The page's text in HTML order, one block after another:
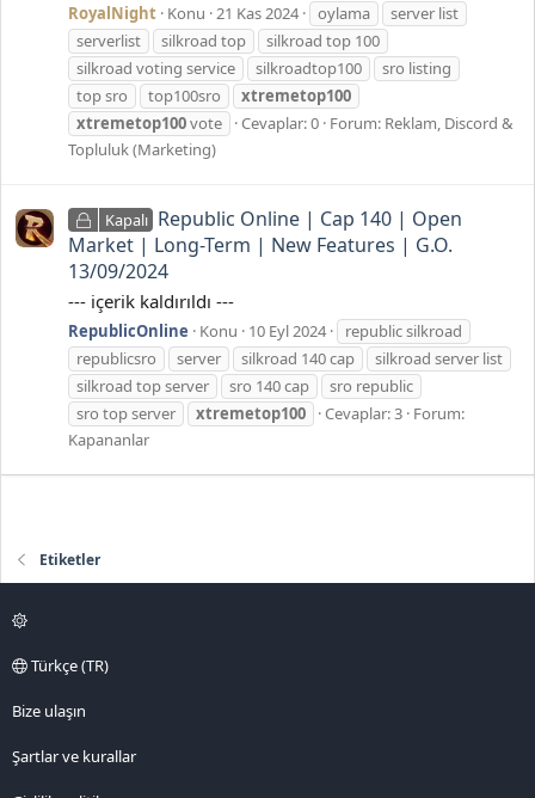
RoyalNight Konu 21 Kas 2024 oylama
server list
serverlist
silkroad top
silkroad top 100
silkroad voting service
silkroadtop100
sro listing
top sro
top100sro
xtremetop100
xtremetop100vote Cevaplar: 0 Forum: Reklam, Discord &
Topluluk (Marketing)
Kapalı Republic Online | Cap 140 | Open
Market | Long-Term | New Features | G.O.
13/09/2024
--- içerik kaldırıldı ---
RepublicOnline Konu 10 Eyl 2024
republic silkroad
republicsro
server silkroad 140 cap
silkroad server list
silkroad top server
sro 140 cap
sro republic
sro top server
xtremetop100 Cevaplar: 3 Forum:
Kapananlar
Etiketler
Türkçe (TR)
Bize ulaşın
Şartlar ve kurallar